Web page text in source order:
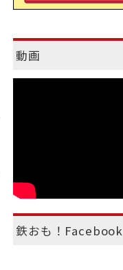
動画
鉄おも！Facebook